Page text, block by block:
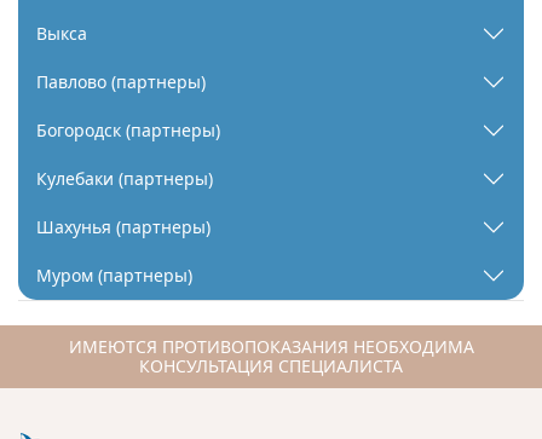
Выкса
Павлово (партнеры)
Богородск (партнеры)
Кулебаки (партнеры)
Шахунья (партнеры)
Муром (партнеры)
ИМЕЮТСЯ ПРОТИВОПОКАЗАНИЯ НЕОБХОДИМА
КОНСУЛЬТАЦИЯ СПЕЦИАЛИСТА